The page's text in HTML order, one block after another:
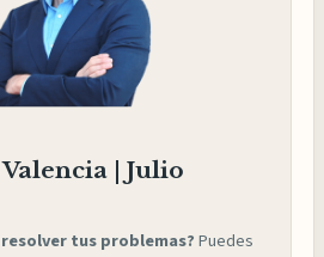
| Julio
tus problemas?Puedes